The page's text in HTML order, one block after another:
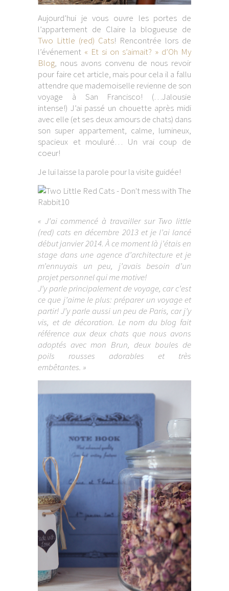
Aujourd’hui je vous ouvre les portes de
l’appartement de Claire la blogueuse de
Two Little (red) Cats! Rencontrée lors de
l’événement « Et si on s’aimait? » d’Oh My
Blog, nous avons convenu de nous revoir
pour faire cet article, mais pour cela il a fallu
attendre que mademoiselle revienne de son
voyage à San Francisco! (…Jalousie
intense!) J’ai passé un chouette après midi
avec elle (et ses deux amours de chats) dans
son super appartement, calme, lumineux,
spacieux et mouluré… Un vrai coup de
coeur!
Je lui laisse la parole pour la visite guidée!
« J’ai commencé à travailler sur Two little
(red) cats en décembre 2013 et je l’ai lancé
début janvier 2014. À ce moment là j’étais en
stage dans une agence d’architecture et je
m’ennuyais un peu, j’avais besoin d’un
projet personnel qui me motive!
J’y parle principalement de voyage, car c’est
ce que j’aime le plus: préparer un voyage et
partir! J’y parle aussi un peu de Paris, car j’y
vis, et de décoration. Le nom du blog fait
référence aux deux chats que nous avons
adoptés avec mon Brun, deux boules de
poils rousses adorables et très
embêtantes. »